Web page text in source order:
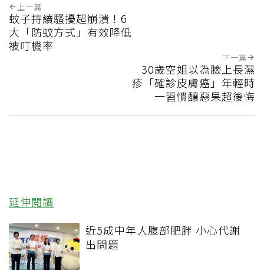
上一篇
蚊子持續騷擾超崩潰！6
大「防蚊方式」有效降低
被叮機率
下一篇
30歲空姐以為臉上長濕
疹「確診皮膚癌」年輕時
一習慣釀惡果超後悔
延伸閱讀
近5成中年人腹部肥胖 小心代謝
出問題